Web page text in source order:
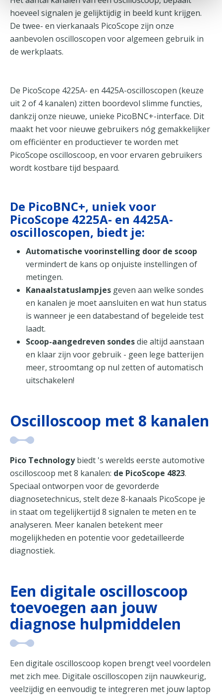
hoeveel signalen je gelijktijdig in beeld kunt krijgen.
De twee- en vierkanaals PicoScope zijn onze
aanbevolen oscilloscopen voor algemeen gebruik in
de werkplaats.
De PicoScope 4225A- en 4425A-oscilloscopen (keuze
uit 2 of 4 kanalen) zitten boordevol slimme functies,
dankzij onze nieuwe, unieke PicoBNC+-interface. Dit
maakt het voor nieuwe gebruikers nóg gemakkelijker
om efficiënter en productiever te worden met
PicoScope oscilloscoop, en voor ervaren gebruikers
wordt kostbare tijd bespaard.
De PicoBNC+, uniek voor
PicoScope 4225A- en 4425A-
oscilloscopen, biedt je:
Automatische voorinstelling door de scoop
vermindert de kans op onjuiste instellingen of
metingen.
Kanaalstatuslampjes geven aan welke sondes
en kanalen je moet aansluiten en wat hun status
is wanneer je een databestand of begeleide test
laadt.
Scoop-aangedreven sondesdie altijd aanstaan
en klaar zijn voor gebruik - geen lege batterijen
meer, stroomtang op nul zetten of automatisch
uitschakelen!
Oscilloscoop met 8 kanalen
Pico Technologybiedt 's werelds eerste automotive
oscilloscoop met 8 kanalen: de PicoScope 4823.
Speciaal ontworpen voor de gevorderde
diagnosetechnicus, stelt deze 8-kanaals PicoScope je
in staat om tegelijkertijd 8 signalen te meten en te
analyseren. Meer kanalen betekent meer
mogelijkheden en potentie voor gedetailleerde
diagnostiek.
Een digitale oscilloscoop
toevoegen aan jouw
diagnose hulpmiddelen
Een digitale oscilloscoop kopen brengt veel voordelen
met zich mee. Digitale oscilloscopen zijn nauwkeurig,
veelzijdig en eenvoudig te integreren met jouw laptop